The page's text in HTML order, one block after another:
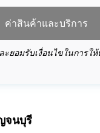
ค่าสินค้าและบริการ
ยอมรับเงื่อนไขในการให้
จนบุรี